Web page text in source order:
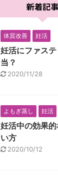
新着記事
体質改善 妊活
妊活にファス
当？
2020/11/28
よもぎ蒸し 妊活
妊活中の効果
い方
2020/10/12